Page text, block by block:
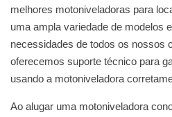
melhores motoniveladoras para
uma ampla variedade de modelos
necessidades de todos os nossos
oferecemos suporte técnico para
usando a motoniveladora
Ao alugar uma motoniveladora